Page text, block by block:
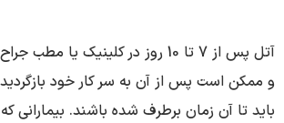
آتل پس از 7 تا 10 روز در کلینیک یا
و ممکن است پس از آن به سر کار خود
باید تا آن زمان برطرف شده باشند. بیمارانی